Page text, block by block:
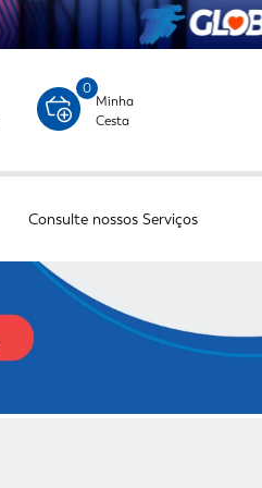
0
Minha
Cesta
Consulte nossos Serviços